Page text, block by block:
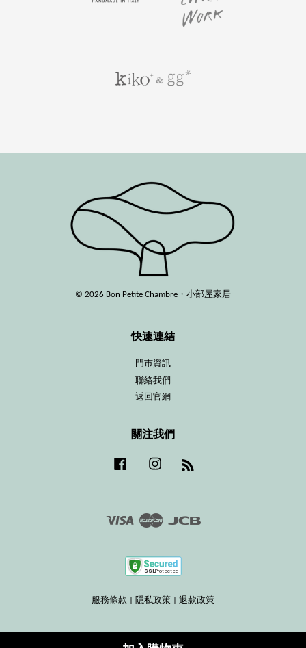
© 2026 Bon Petite Chambre・小部屋家居
快速連結
門市資訊
聯絡我們
返回官網
關注我們
Facebook Instagram
Visa Master
服務條款 隱私政策 退款政策